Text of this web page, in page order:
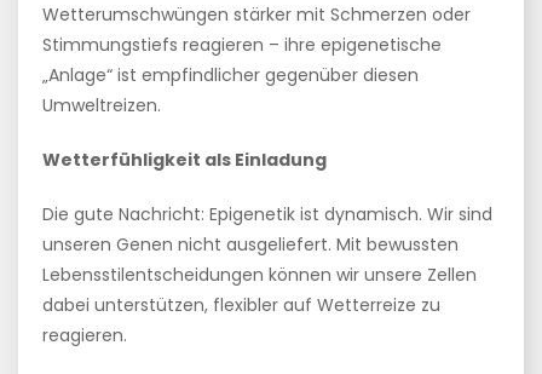
Wetterumschwüngen stärker mit Schmerzen oder
Stimmungstiefs reagieren – ihre epigenetische
„Anlage“ ist empfindlicher gegenüber diesen
Umweltreizen.
Wetterfühligkeit als Einladung
Die gute Nachricht: Epigenetik ist dynamisch. Wir sind
unseren Genen nicht ausgeliefert. Mit bewussten
Lebensstilentscheidungen können wir unsere Zellen
dabei unterstützen, flexibler auf Wetterreize zu
reagieren.